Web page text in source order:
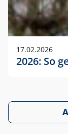
17.02.2026
2026: So